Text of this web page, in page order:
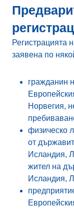
Регистрацията
заявена по
гражданин
Норвегия,
физическо
от
Исландия,
жител на
Исландия,